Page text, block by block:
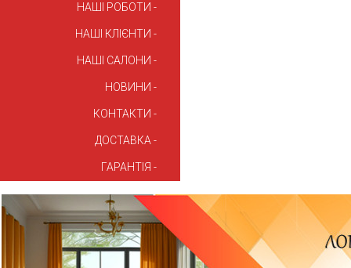
НАШІ РОБОТИ
НАШІ КЛІЄНТИ
НАШІ САЛОНИ
НОВИНИ
КОНТАКТИ
ДОСТАВКА
ГАРАНТІЯ